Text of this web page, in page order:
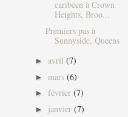
caribéen à Crown
Heights, Broo...
Premiers pas à
Sunnyside, Queens
► avril (7)
► mars (6)
► février (7)
► janvier (7)